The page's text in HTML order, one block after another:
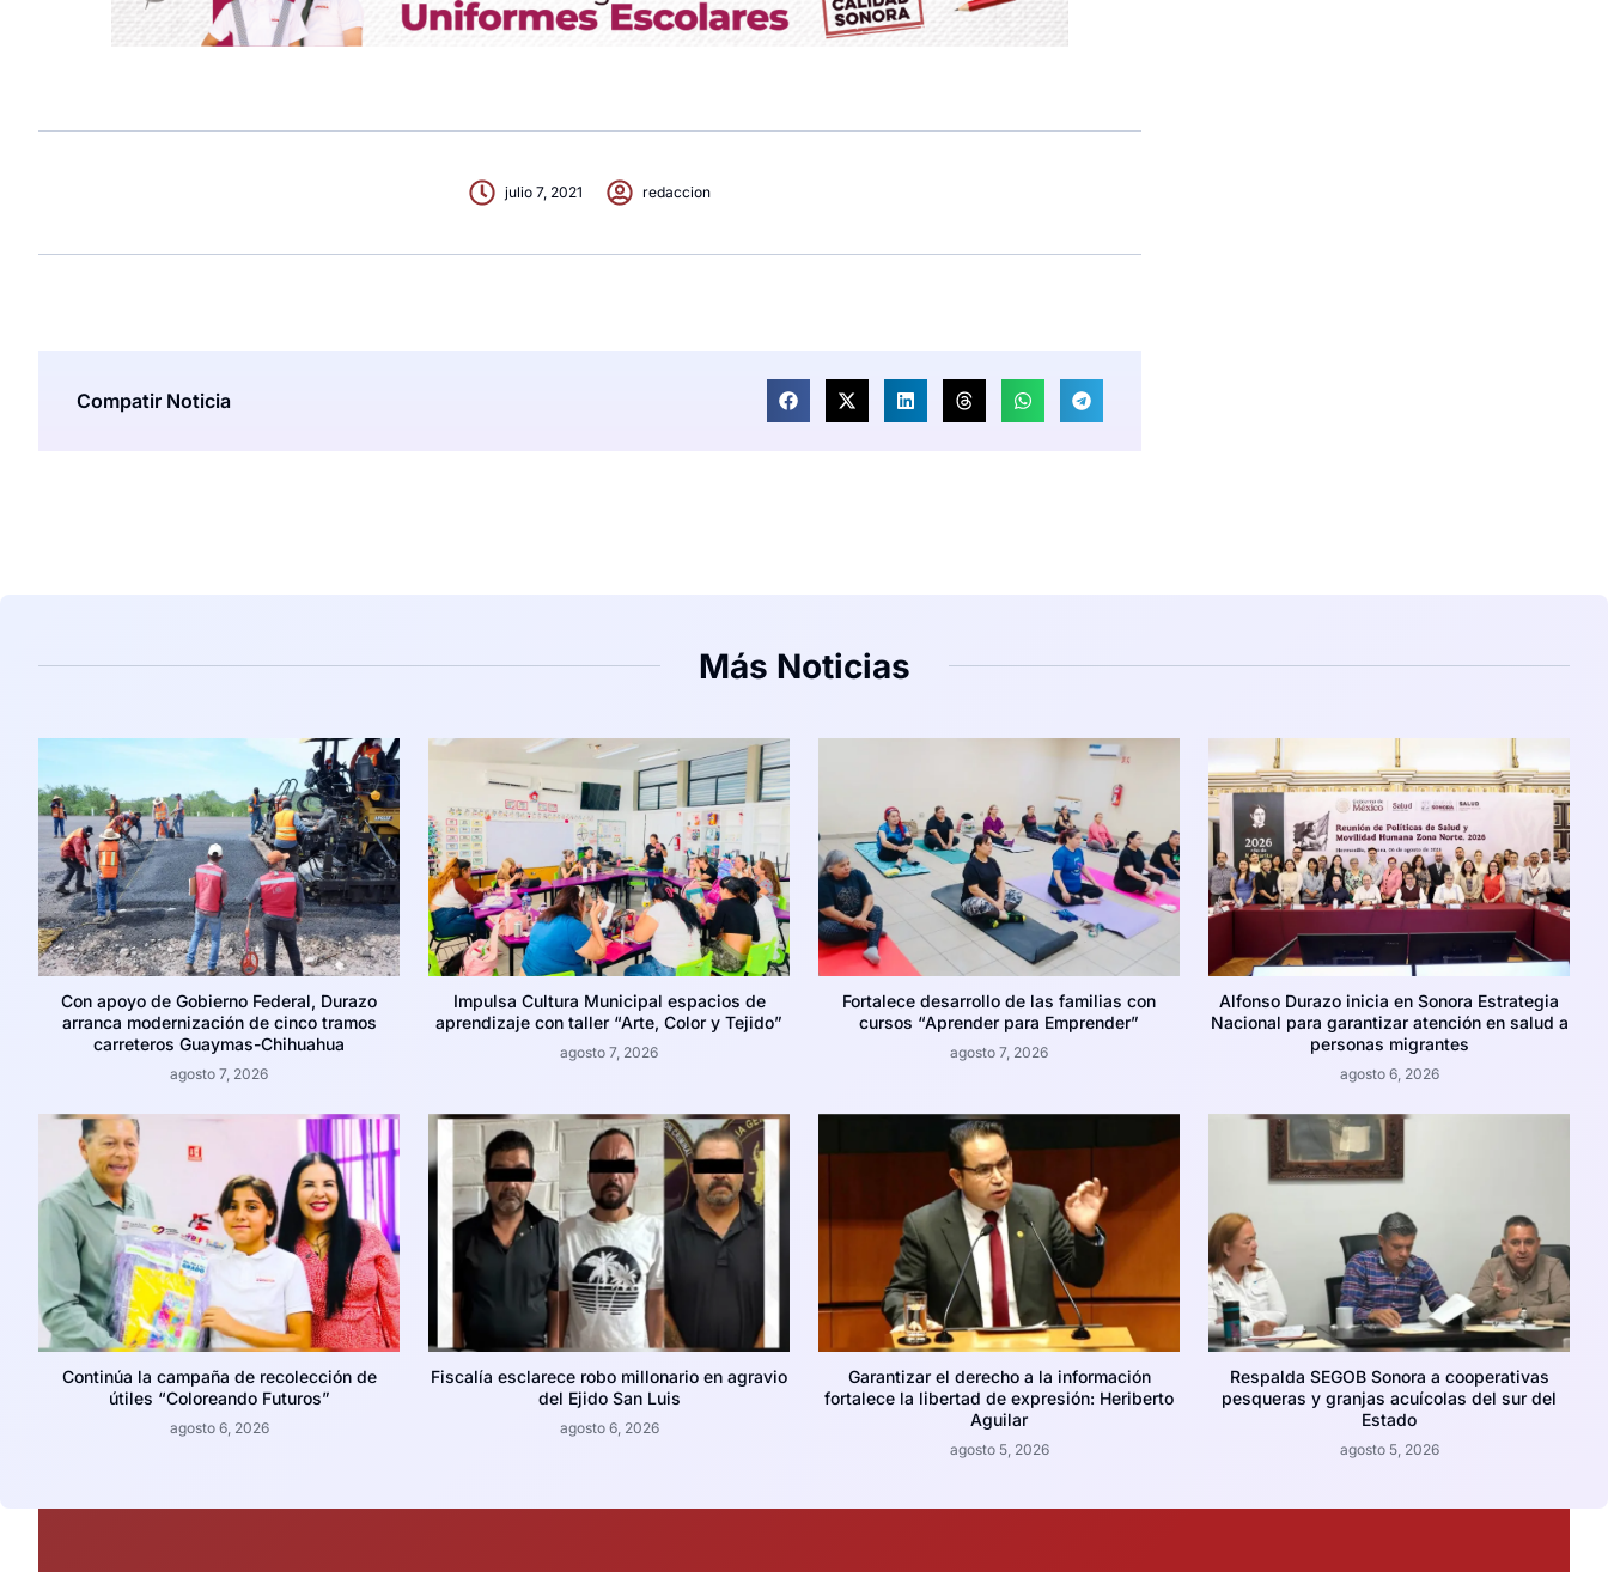
julio 7, 2021 redaccion
Compatir Noticia
Más Noticias
Con apoyo de Gobierno Federal, Durazo
arranca modernización de cinco tramos
carreteros Guaymas-Chihuahua
agosto 7, 2026
Impulsa Cultura Municipal espacios de
aprendizaje con taller “Arte, Color y Tejido”
agosto 7, 2026
Fortalece desarrollo de las familias con
cursos “Aprender para Emprender”
agosto 7, 2026
Alfonso Durazo inicia en Sonora Estrategia
Nacional para garantizar atención en salud a
personas migrantes
agosto 6, 2026
Continúa la campaña de recolección de
útiles “Coloreando Futuros”
agosto 6, 2026
Fiscalía esclarece robo millonario en agravio
del Ejido San Luis
agosto 6, 2026
Garantizar el derecho a la información
fortalece la libertad de expresión: Heriberto
Aguilar
agosto 5, 2026
Respalda SEGOB Sonora a cooperativas
pesqueras y granjas acuícolas del sur del
Estado
agosto 5, 2026